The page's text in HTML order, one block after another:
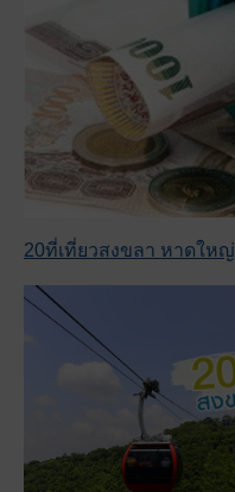
20ที่เที่ยวสงขลา หาดใหญ่